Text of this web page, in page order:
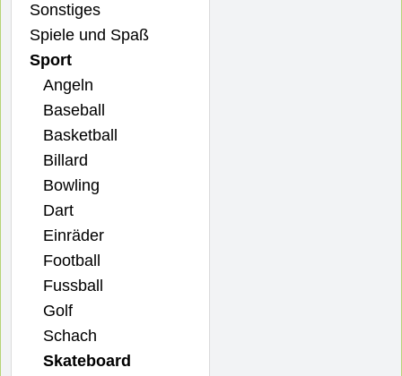
Sonstiges
Spiele und Spaß
Sport
Angeln
Baseball
Basketball
Billard
Bowling
Dart
Einräder
Football
Fussball
Golf
Schach
Skateboard